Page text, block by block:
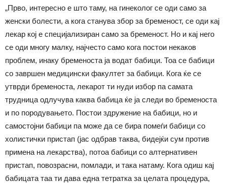
„Прво, интересно е што таму, на гинеколог се оди само за
женски болести, а кога станува збор за бременост, се оди кај
лекар кој е специјализиран само за бременост. Но и кај него
се оди многу малку, најчесто само кога постои некаков
проблем, инаку бременоста ја водат бабици. Тоа се бабици
со завршен медицински факултет за бабици. Кога ќе се
утврди бременоста, лекарот ти нуди избор па самата
трудница одлучува каква бабица ќе ја следи во бременоста
и по породувањето. Постои здружение на бабици, но и
самостојни бабици па може да се бира помеѓи бабици со
холистички пристап (јас одбрав таква, бидејќи сум против
примена на лекарства), потоа бабици со алтернативен
пристап, повозрасни, помлади, и така натаму. Кога одиш кај
бабицата таа ти дава една тетратка за целата процедура,